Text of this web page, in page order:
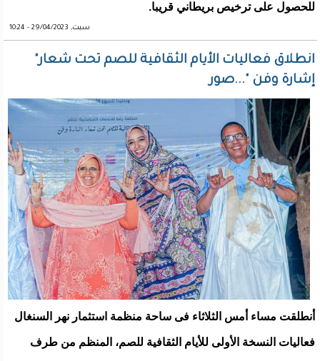
للحصول على ترخيص بريطاني قريبا.
سبت, 29/04/2023 - 10:24
انطلاق فعاليات الأيام الثقافية للصم تحت شعار"
إشارة وفن "...صور
أنطلقت مساء أمس الثلاثاء فى ساحة منظمة استثمار نهر السنغال
فعاليات النسخة الأولى للأيام الثقافية للصم، المنظم من طرف